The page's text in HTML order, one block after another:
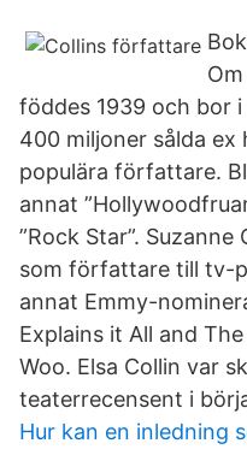
föddes 1939 och bor
400 miljoner sålda
populära författare.
annat
”Rock Star”.
som författare till tv-
annat Emmy-
Explains it All and
Woo. Elsa Collin var
teaterrecensent i
Hur kan en inledning